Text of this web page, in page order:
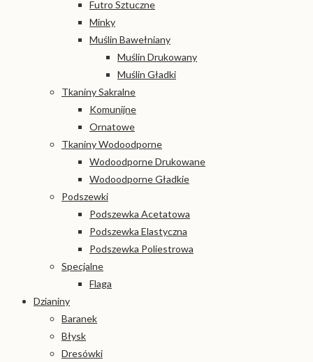
Futro Sztuczne
Minky
Muślin Bawełniany
Muślin Drukowany
Muślin Gładki
Tkaniny Sakralne
Komunijne
Ornatowe
Tkaniny Wodoodporne
Wodoodporne Drukowane
Wodoodporne Gładkie
Podszewki
Podszewka Acetatowa
Podszewka Elastyczna
Podszewka Poliestrowa
Specjalne
Flaga
Dzianiny
Baranek
Błysk
Dresówki